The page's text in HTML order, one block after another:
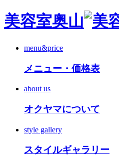
美容室奥山
menu&price
メニュー・価格表
about us
オクヤマについて
style gallery
スタイルギャラリー